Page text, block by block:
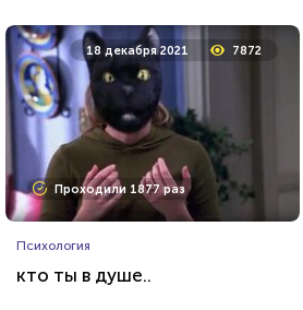
2 января 2022
Проходили 4122 раза
Музыка
Тест: назовите имя великого
композитора по портрету
18 декабря 2021 7872
Проходили 1877 раз
Психология
кто ты в душе..